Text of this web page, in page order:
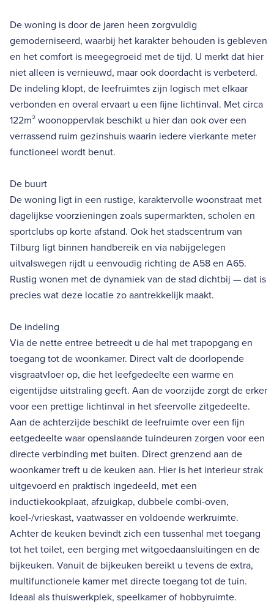
De woning is door de jaren heen zorgvuldig
gemoderniseerd, waarbij het karakter behouden is gebleven
en het comfort is meegegroeid met de tijd. U merkt dat hier
niet alleen is vernieuwd, maar ook doordacht is verbeterd.
De indeling klopt, de leefruimtes zijn logisch met elkaar
verbonden en overal ervaart u een fijne lichtinval. Met circa
122m² woonoppervlak beschikt u hier dan ook over een
verrassend ruim gezinshuis waarin iedere vierkante meter
functioneel wordt benut.
De buurt
De woning ligt in een rustige, karaktervolle woonstraat met
dagelijkse voorzieningen zoals supermarkten, scholen en
sportclubs op korte afstand. Ook het stadscentrum van
Tilburg ligt binnen handbereik en via nabijgelegen
uitvalswegen rijdt u eenvoudig richting de A58 en A65.
Rustig wonen met de dynamiek van de stad dichtbij — dat is
precies wat deze locatie zo aantrekkelijk maakt.
De indeling
Via de nette entree betreedt u de hal met trapopgang en
toegang tot de woonkamer. Direct valt de doorlopende
visgraatvloer op, die het leefgedeelte een warme en
eigentijdse uitstraling geeft. Aan de voorzijde zorgt de erker
voor een prettige lichtinval in het sfeervolle zitgedeelte.
Aan de achterzijde beschikt de leefruimte over een fijn
eetgedeelte waar openslaande tuindeuren zorgen voor een
directe verbinding met buiten. Direct grenzend aan de
woonkamer treft u de keuken aan. Hier is het interieur strak
uitgevoerd en praktisch ingedeeld, met een
inductiekookplaat, afzuigkap, dubbele combi-oven,
koel-/vrieskast, vaatwasser en voldoende werkruimte.
Achter de keuken bevindt zich een tussenhal met toegang
tot het toilet, een berging met witgoedaansluitingen en de
bijkeuken. Vanuit de bijkeuken bereikt u tevens de extra,
multifunctionele kamer met directe toegang tot de tuin.
Ideaal als thuiswerkplek, speelkamer of hobbyruimte.